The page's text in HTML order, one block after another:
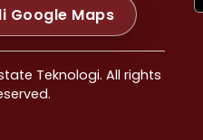
Agung >
Pinang >
Baru >
Prapatan >
Google Maps
Teknologi. All rights